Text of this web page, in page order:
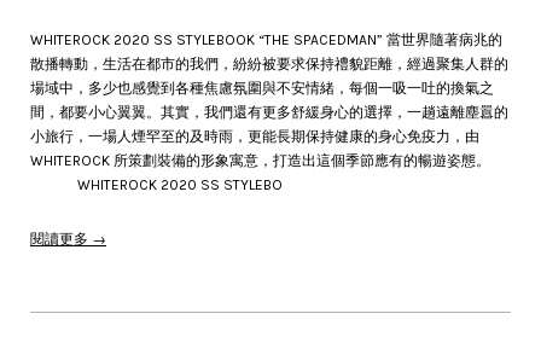
WHITEROCK 2020 SS STYLEBOOK “THE SPACEDMAN” 當世界隨著病兆的
散播轉動，生活在都市的我們，紛紛被要求保持禮貌距離，經過聚集人群的
場域中，多少也感覺到各種焦慮氛圍與不安情緒，每個一吸一吐的換氣之
間，都要小心翼翼。其實，我們還有更多舒緩身心的選擇，一趟遠離塵囂的
小旅行，一場人煙罕至的及時雨，更能長期保持健康的身心免疫力，由
WHITEROCK 所策劃裝備的形象寓意，打造出這個季節應有的暢遊姿態。
⠀⠀⠀⠀ WHITEROCK 2020 SS STYLEBO
閱讀更多 →